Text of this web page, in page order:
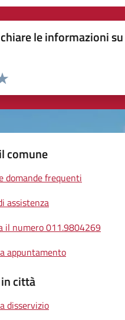
le informazioni
pagina
5 stelle su 5
4 stelle su 5
su 5
su 5
5
comune
domande frequenti
assistenza
il numero 011.9804269
appuntamento
città
disservizio